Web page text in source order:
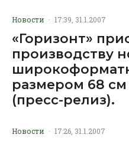
Новости · 17:39, 31.1.2007
«Горизонт»
производству
размером 68
(пресс-релиз).
Новости · 17:26, 31.1.2007